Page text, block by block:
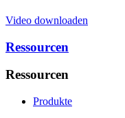
Video downloaden
Ressourcen
Ressourcen
Produkte